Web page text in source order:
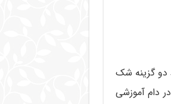
ندید حتی اگه به صورت 50-50 بین فقط دو گزینه شک
دام آموزشی